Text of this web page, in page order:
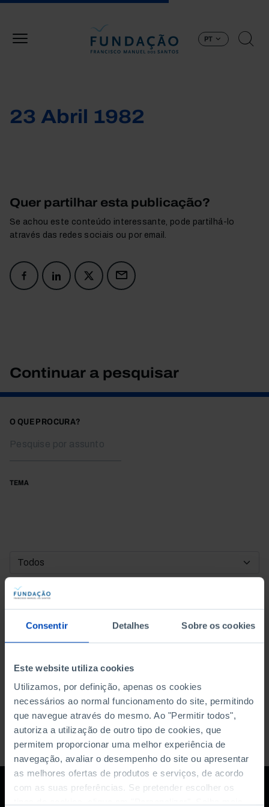
Consentir Detalhes Sobre os cookies
Este website utiliza cookies
Utilizamos, por definição, apenas os cookies
necessários ao normal funcionamento do site, permitindo
que navegue através do mesmo. Ao "Permitir todos",
autoriza a utilização de outro tipo de cookies, que
permitem proporcionar uma melhor experiência de
navegação, avaliar o desempenho do site ou apresentar
as melhores ofertas de produtos e serviços, de acordo
com as suas preferências. Se pretender escolher os
PT
23 Abril 1982
Quer partilhar esta publicação?
Se achou este conteúdo interessante, pode partilhá-lo
através das redes sociais ou por email.
Continuar a pesquisar
O QUE PROCURA?
TEMA
DATA DE INÍCIO
DATA DE FIM